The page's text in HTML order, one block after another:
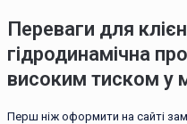
Переваги для
гідродинамічна
високим тиском у
Перш ніж оформити на сайті